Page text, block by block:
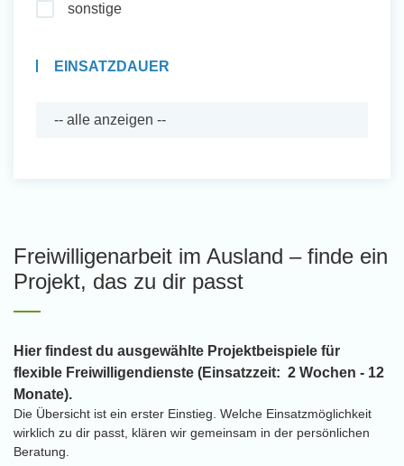
sonstige
EINSATZDAUER
Freiwilligenarbeit im Ausland – finde ein
Projekt, das zu dir passt
Hier findest du ausgewählte Projektbeispiele für
flexible Freiwilligendienste (Einsatzzeit: 2 Wochen - 12
Monate).
Die Übersicht ist ein erster Einstieg. Welche Einsatzmöglichkeit
wirklich zu dir passt, klären wir gemeinsam in der persönlichen
Beratung.